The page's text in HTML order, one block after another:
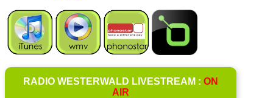
RADIO WESTERWALD LIVESTREAM : ON
AIR